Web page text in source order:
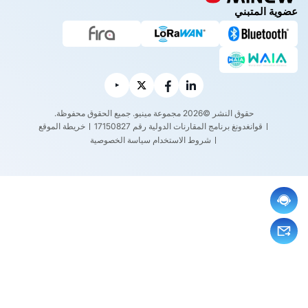
ويل إن
ترنت
الأشيا
عضوية المتبني
حقوق النشر ©2026 مجموعة مينيو. جميع الحقوق محفوظة.
قوانغدونغ برنامج المقارنات الدولية رقم 17150827
خريطة الموقع
شروط الاستخدام سياسة الخصوصية